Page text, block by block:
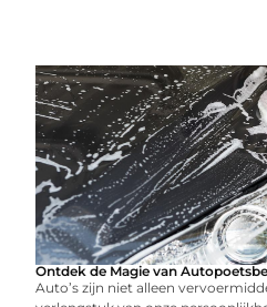
Ontdek de Magie van
Auto’s zijn niet alleen